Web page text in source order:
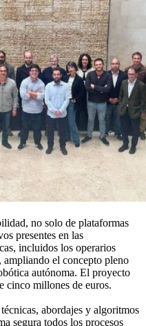
no solo de plataformas
presentes en las
incluidos los operarios
ampliando el concepto pleno
autónoma. El proyecto
cinco millones de euros.
abordajes y algoritmos
segura todos los procesos